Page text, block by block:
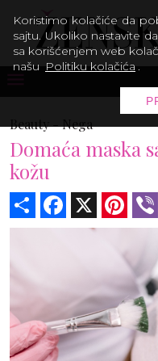
Beauty -Nega
Domaća maska
kožu
Share Facebook
Koristimo kolačiće da
sajtu. Ukoliko nastavite
sa korišćenjem web
našu Politiku kolačića .